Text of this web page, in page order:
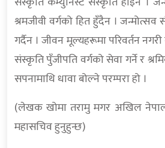
श्रमजीवी वर्गको हित हुँदैन ।
गर्दैन । जीवन मूल्यहरूमा परिवर्तन
संस्कृति पुँजीपति वर्गको सेवा गर्ने र
सपनामाथि धावा बोल्ने परम्परा हो ।
(लेखक खोमा तरामु मगर अखिल
महासचिव हुनुहुन्छ)